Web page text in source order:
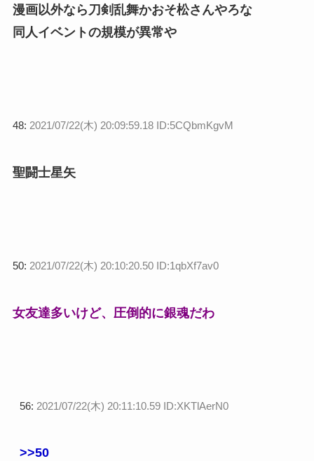
漫画以外なら刀剣乱舞かおそ松さんやろな
同人イベントの規模が異常や
48: 2021/07/22(木) 20:09:59.18 ID:5CQbmKgvM
聖闘士星矢
50: 2021/07/22(木) 20:10:20.50 ID:1qbXf7av0
女友達多いけど、圧倒的に銀魂だわ
56: 2021/07/22(木) 20:11:10.59 ID:XKTlAerN0
>>50